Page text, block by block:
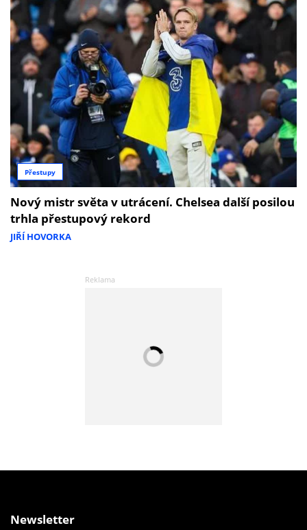
Přestupy
Nový mistr světa v utrácení. Chelsea další posilou
trhla přestupový rekord
JIŘÍ HOVORKA
Newsletter